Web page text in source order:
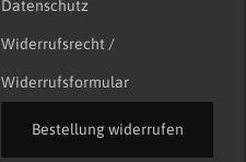
Datenschutz
Widerrufsrecht /
Widerrufsformular
Bestellung widerrufen